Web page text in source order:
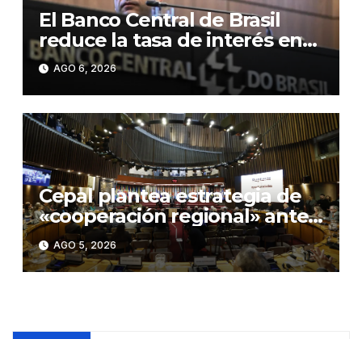
El Banco Central de Brasil
reduce la tasa de interés en
0,25 puntos, hasta el 14,0 %
anual
AGO 6, 2026
Cepal plantea estrategia de
«cooperación regional» ante
«rupturas» en geopolítica
global
AGO 5, 2026